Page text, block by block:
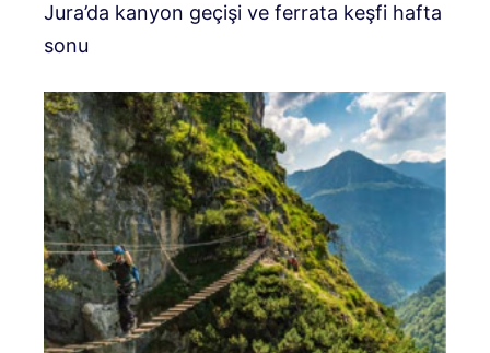
Jura’da kanyon geçişi ve ferrata keşfi hafta
sonu